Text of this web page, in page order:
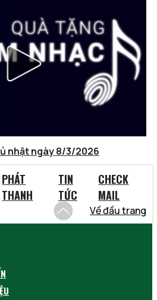
nhật ngày 8/3/2026
PHÁT
THANH
TIN
TỨC
CHECK
MAIL
Về đầu trang